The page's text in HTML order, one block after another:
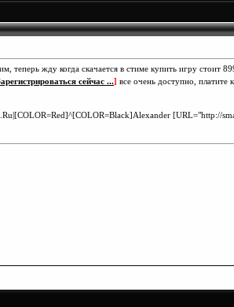
теперь жду когда скачается в стиме купить игру стоит
сейчас ...] все очень доступно, платите
[URL="http://